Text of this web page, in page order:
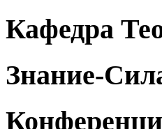
Кафедра
Знание-